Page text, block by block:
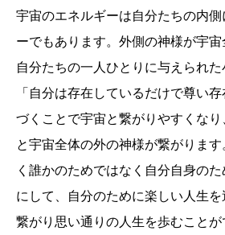
宇宙のエネルギーは自分たちの内
ーでもあります。外側の神様が宇
自分たちの一人ひとりに与えられた
「自分は存在しているだけで尊い
づくことで宇宙と繋がりやすくな
と宇宙全体の外の神様が繋がりま
く誰かのためではなく自分自身の
にして、自分のために楽しい人生
繋がり思い通りの人生を歩むことが